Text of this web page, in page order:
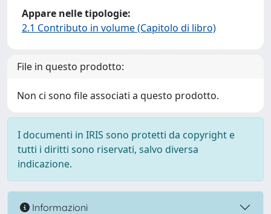
Appare nelle tipologie:
2.1 Contributo in volume (Capitolo di libro)
File in questo prodotto:
Non ci sono file associati a questo prodotto.
I documenti in IRIS sono protetti da copyright e
tutti i diritti sono riservati, salvo diversa
indicazione.
Informazioni